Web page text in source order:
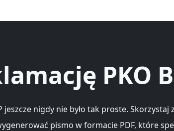
PKO
nigdy nie było tak proste. Skorzystaj z
pismo w formacie PDF, które